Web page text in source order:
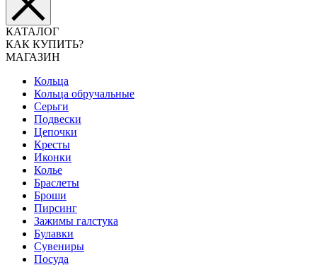
КАТАЛОГ
КАК КУПИТЬ?
МАГАЗИН
Кольца
Кольца обручальные
Серьги
Подвески
Цепочки
Кресты
Иконки
Колье
Браслеты
Броши
Пирсинг
Зажимы галстука
Булавки
Сувениры
Посуда